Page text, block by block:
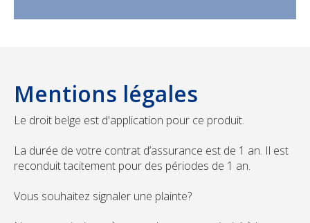
Mentions légales
Le droit belge est d'application pour ce produit.
La durée de votre contrat d’assurance est de 1 an. Il est
reconduit tacitement pour des périodes de 1 an.
Vous souhaitez signaler une plainte?